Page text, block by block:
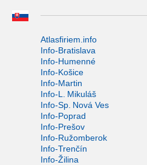
Atlasfiriem.info
Info-Bratislava
Info-Humenné
Info-Košice
Info-Martin
Info-L. Mikuláš
Info-Sp. Nová Ves
Info-Poprad
Info-Prešov
Info-Ružomberok
Info-Trenčín
Info-Žilina